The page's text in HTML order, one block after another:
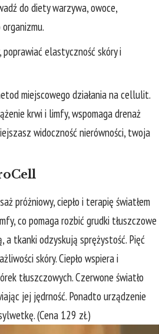
do diety warzywa, owoce,
elastyczność skóry i
miejscowego działania na cellulit.
krwi i limfy, wspomaga drenaż
widoczność nierówności, twoja
próżniowy, ciepło i terapię światłem
co pomaga rozbić grudki tłuszczowe
a tkanki odzyskują sprężystość. Pięć
skóry. Ciepło wspiera i
tłuszczowych. Czerwone światło
jej jędrność. Ponadto urządzenie
(Cena 129 zł.)